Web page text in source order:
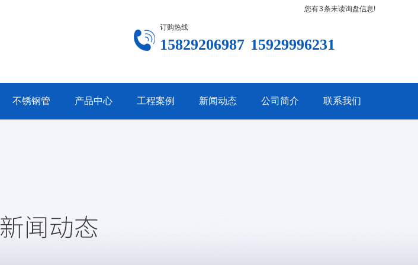
您有3条未读询盘信息!
订购热线
15829206987 15929996231
不锈钢管 产品中心 工程案例 新闻动态 公司简介 联系我们